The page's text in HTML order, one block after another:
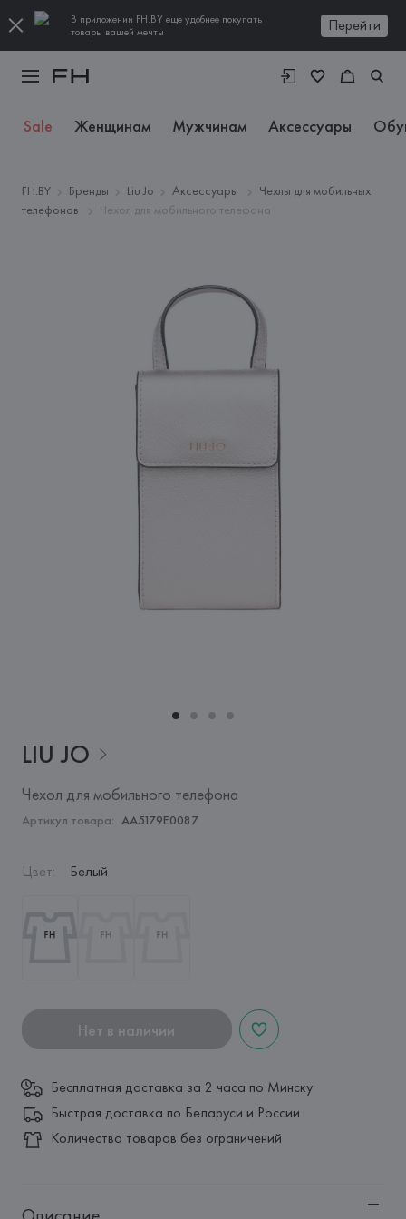
В приложении FH.BY еще удобнее покупать
товары вашей мечты
Перейти
Sale Женщинам Мужчинам Аксессуары
FH.BY Бренды Liu Jo Аксессуары
Чехлы для мобильных
телефонов
Чехол для мобильного телефона
LIU JO
Чехол для мобильного телефона
Артикул товара: AA5179E0087
Цвет: Белый
Нет в наличии
Бесплатная доставка за 2 часа по Минску
Быстрая доставка по Беларуси и России
Количество товаров без ограничений